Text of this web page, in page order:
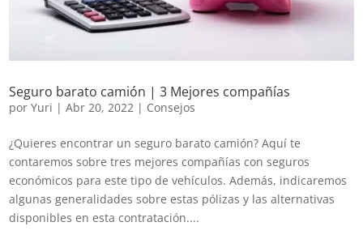
Seguro barato camión | 3 Mejores compañías
porYuri |Abr 20, 2022 | Consejos
¿Quieres encontrar un seguro barato camión? Aquí te
contaremos sobre tres mejores compañías con seguros
económicos para este tipo de vehículos. Además, indicaremos
algunas generalidades sobre estas pólizas y las alternativas
disponibles en esta contratación....